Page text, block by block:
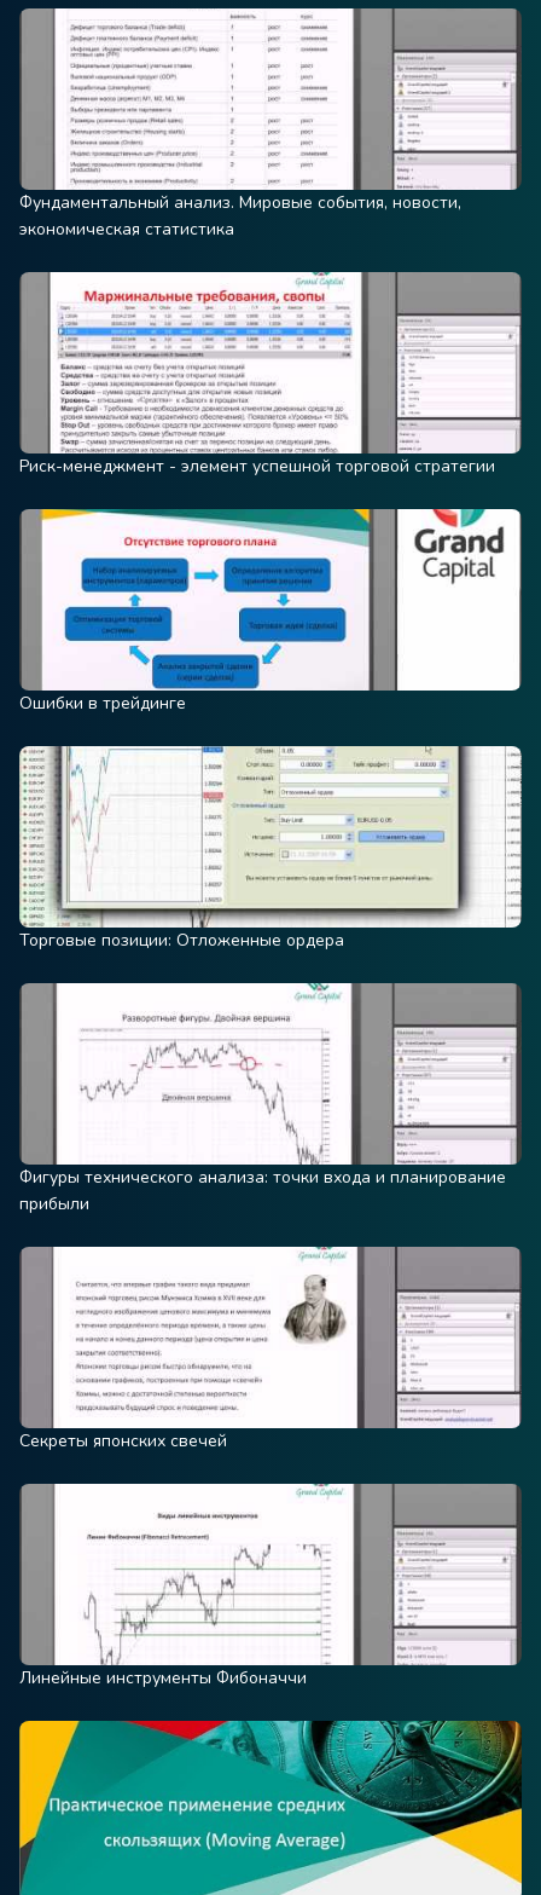
Фундаментальный анализ. Мировые события, новости,
экономическая статистика
Риск-менеджмент - элемент успешной торговой стратегии
Ошибки в трейдинге
Торговые позиции: Отложенные ордера
Фигуры технического анализа: точки входа и планирование
прибыли
Секреты японских свечей
Линейные инструменты Фибоначчи